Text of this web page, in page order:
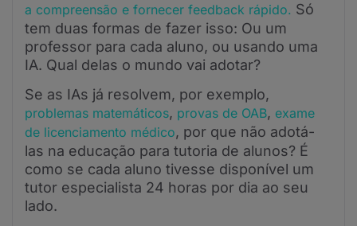
a compreensão e fornecer feedback rápido. Só
tem duas formas de fazer isso: Ou um
professor para cada aluno, ou usando uma
IA. Qual delas o mundo vai adotar?
Se as IAs já resolvem, por exemplo,
problemas matemáticos, provas de OAB, exame
de licenciamento médico, por que não adotá-
las na educação para tutoria de alunos? É
como se cada aluno tivesse disponível um
tutor especialista 24 horas por dia ao seu
lado.